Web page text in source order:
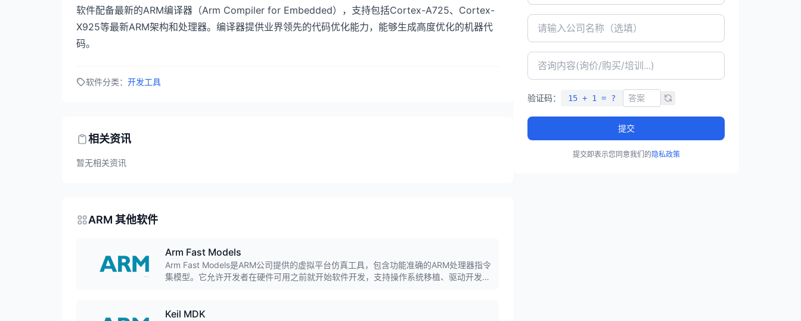
软件配备最新的ARM编译器（Arm Compiler for Embedded），支持包括Cortex-A725、Cortex-
X925等最新ARM架构和处理器。编译器提供业界领先的代码优化能力，能够生成高度优化的机器代
码。
软件分类： 开发工具
相关资讯
暂无相关资讯
ARM 其他软件
Arm Fast Models
Arm Fast Models是ARM公司提供的虚拟平台仿真工具，包含功能准确的ARM处理器指令
集模型。它允许开发者在硬件可用之前就开始软件开发，支持操作系统移植、驱动开发和
Keil MDK
验证码： 15 + 1 = ?
提交
提交即表示您同意我们的隐私政策